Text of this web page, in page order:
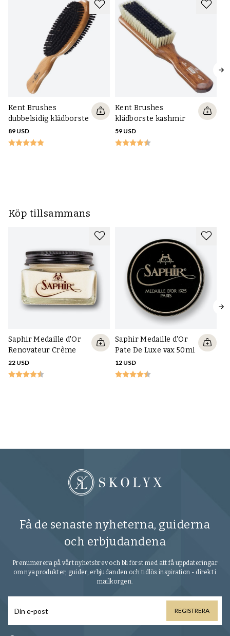
Kent Brushes
dubbelsidig klädborste
89 USD
Kent Brushes
klädborste kashmir
59 USD
Köp tillsammans
Saphir Medaille d'Or
Renovateur Crème
22 USD
Saphir Medaille d'Or
Pate De Luxe vax 50ml
12 USD
Få de senaste nyheterna, guiderna
och erbjudandena
Prenumerera på vårt nyhetsbrev och bli först med att få uppdateringar
om nya produkter, guider, erbjudanden och tidlös inspiration - direkt i
mailkorgen.
REGISTRERA